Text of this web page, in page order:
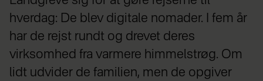
hverdag: De blev digitale nomader. I fem år
har de rejst rundt og drevet deres
virksomhed fra varmere himmelstrøg. Om
lidt udvider de familien, men de opgiver